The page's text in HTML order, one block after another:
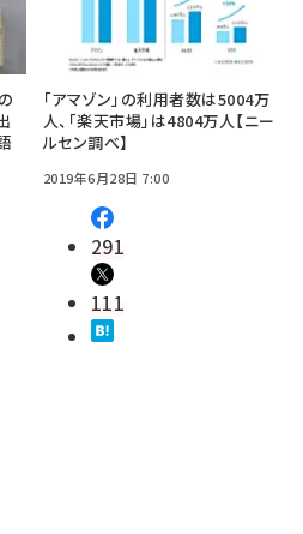
「アマゾン」の利用者数は5004万
人、「楽天市場」は4804万人【ニー
ルセン調べ】
2019年6月28日 7:00
291
111